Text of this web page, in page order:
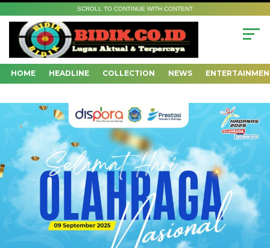
SCROLL TO CONTINUE WITH CONTENT
HOME HEADLINE COLLECTION NEWS